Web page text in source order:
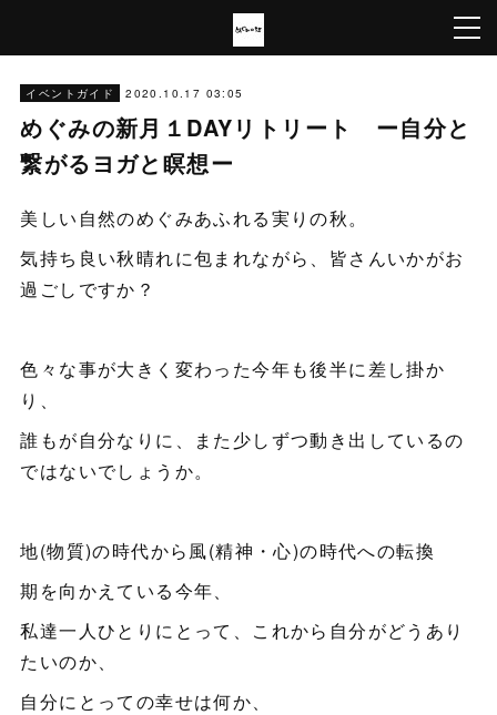
イベントガイド 2020.10.17 03:05
めぐみの新月１DAYリトリート ー自分と
繋がるヨガと瞑想ー
美しい自然のめぐみあふれる実りの秋。
気持ち良い秋晴れに包まれながら、皆さんいかがお
過ごしですか？
色々な事が大きく変わった今年も後半に差し掛か
り、
誰もが自分なりに、また少しずつ動き出しているの
ではないでしょうか。
地(物質)の時代から風(精神・心)の時代への転換
期を向かえている今年、
私達一人ひとりにとって、これから自分がどうあり
たいのか、
自分にとっての幸せは何か、